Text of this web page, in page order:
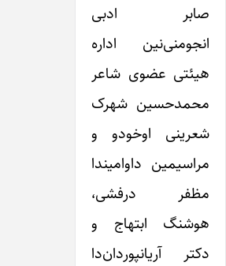
صابر ادبی
انجومنی‌نین اداره
هیئتی عضوی شاعر
محمدحسین شهرک
شعرینی اوخودو و
مراسیمین داوامیندا
مظفر درفشی،
هوشنگ ابتهاج و
دکتر آریانپوردان‌دا